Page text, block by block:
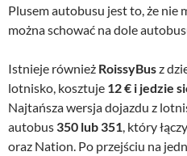
Plusem autobusu jest to, że nie
można schować na dole
Istnieje również RoissyBusz
lotnisko, kosztuje 12 € i jedzie
Najtańsza wersja dojazdu z
autobus 350 lub 351 , który
oraz Nation. Po przejściu na